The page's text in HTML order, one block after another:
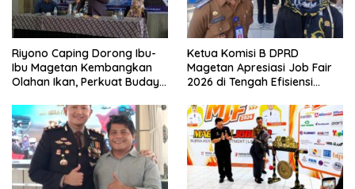
Riyono Caping Dorong Ibu-
Ibu Magetan Kembangkan
Olahan Ikan, Perkuat Budaya
Ketua Komisi B DPRD
Magetan Apresiasi Job Fair
2026 di Tengah Efisiensi